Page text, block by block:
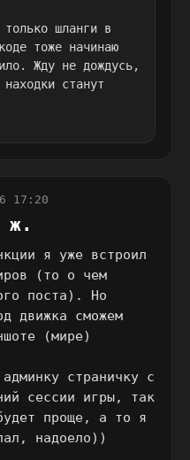
шланги в
тоже начинаю
Жду не дождусь,
станут
17:20
ж.
я уже встроил
(то о чем
поста). Но
движка сможем
(мире)
страничку с
сессии игры, так
проще, а то я
надоело))